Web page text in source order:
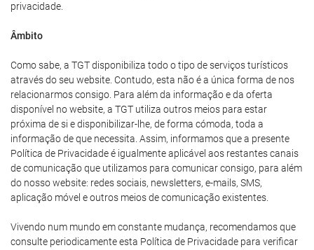
privacidade.
Âmbito
Como sabe, a TGT disponibiliza todo o tipo de serviços turísticos
através do seu website. Contudo, esta não é a única forma de nos
relacionarmos consigo. Para além da informação e da oferta
disponível no website, a TGT utiliza outros meios para estar
próxima de si e disponibilizar-lhe, de forma cómoda, toda a
informação de que necessita. Assim, informamos que a presente
Política de Privacidade é igualmente aplicável aos restantes canais
de comunicação que utilizamos para comunicar consigo, para além
do nosso website: redes sociais, newsletters, e-mails, SMS,
aplicação móvel e outros meios de comunicação existentes.
Vivendo num mundo em constante mudança, recomendamos que
consulte periodicamente esta Política de Privacidade para verificar